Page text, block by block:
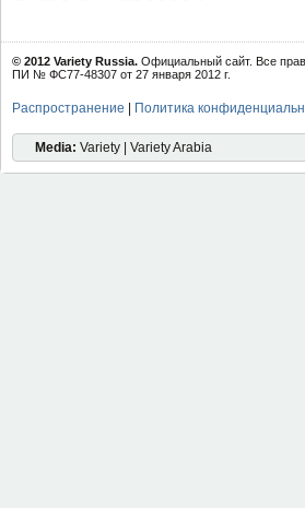
© 2012 Variety Russia. Официальный сайт. Все
ПИ № ФС77-48307 от 27 января 2012 г.
Распространение Политика
Media: Variety | Variety Arabia